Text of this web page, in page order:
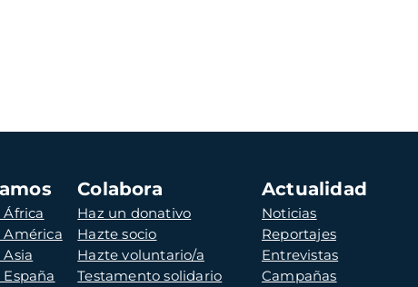
América
Colabora
Haz un donativo
Hazte socio
Hazte voluntario/a
Testamento solidario
Actualidad
Noticias
Reportajes
Entrevistas
Campañas